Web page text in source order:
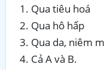
Qua tiêu hoá
Qua hô hấp
Qua da, niêm
Cả A và B.